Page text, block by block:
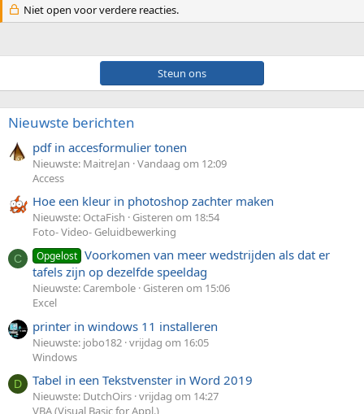
Niet open voor verdere reacties.
Steun ons
Nieuwste berichten
pdf in accesformulier tonen
Nieuwste: MaitreJan Vandaag om 12:09
Access
Hoe een kleur in photoshop zachter maken
Nieuwste: OctaFish
Gisteren om 18:54
Foto- Video- Geluidbewerking
C Opgelost Voorkomen van meer wedstrijden als dat er
tafels zijn op dezelfde speeldag
Nieuwste: Carembole Gisteren om 15:06
Excel
printer in windows 11 installeren
Nieuwste: jobo182 vrijdag om 16:05
Windows
D Tabel in een Tekstvenster in Word 2019
Nieuwste: DutchOirs vrijdag om 14:27
VBA (Visual Basic for Appl.)